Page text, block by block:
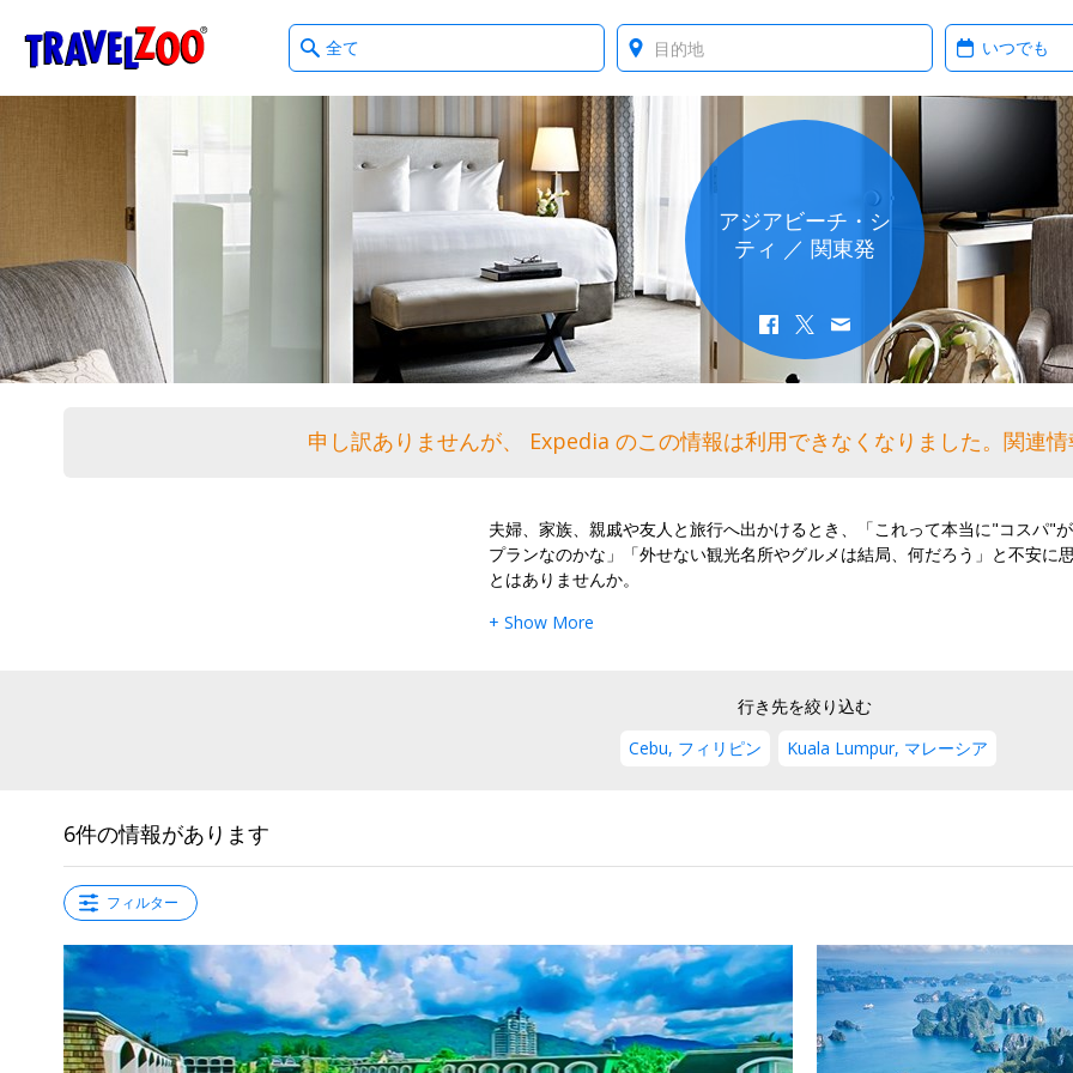
Travelzoo
What
type
Where? When?
アジアビーチ・シ
ティ ／ 関東発
申し訳ありませんが、 Expedia のこの情報は利用できなくなりました。関連
夫婦、家族、親戚や友人と旅行へ出かけるとき、「これって本当に"コスパ"
プランなのかな」「外せない観光名所やグルメは結局、何だろう」と不安に
とはありませんか。
+ Show More
行き先を絞り込む
Cebu, フィリピン
Kuala Lumpur, マレーシア
6件の情報があります
フィルター